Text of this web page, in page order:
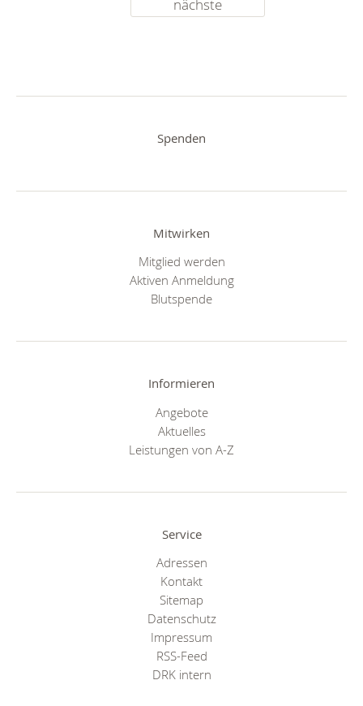
nächste
Spenden
Mitwirken
Mitglied werden
Aktiven Anmeldung
Blutspende
Informieren
Angebote
Aktuelles
Leistungen von A-Z
Service
Adressen
Kontakt
Sitemap
Datenschutz
Impressum
RSS-Feed
DRK intern